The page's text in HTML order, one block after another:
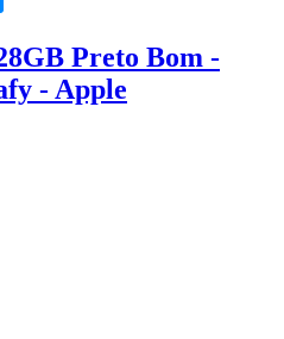
Preto Bom -
- Apple